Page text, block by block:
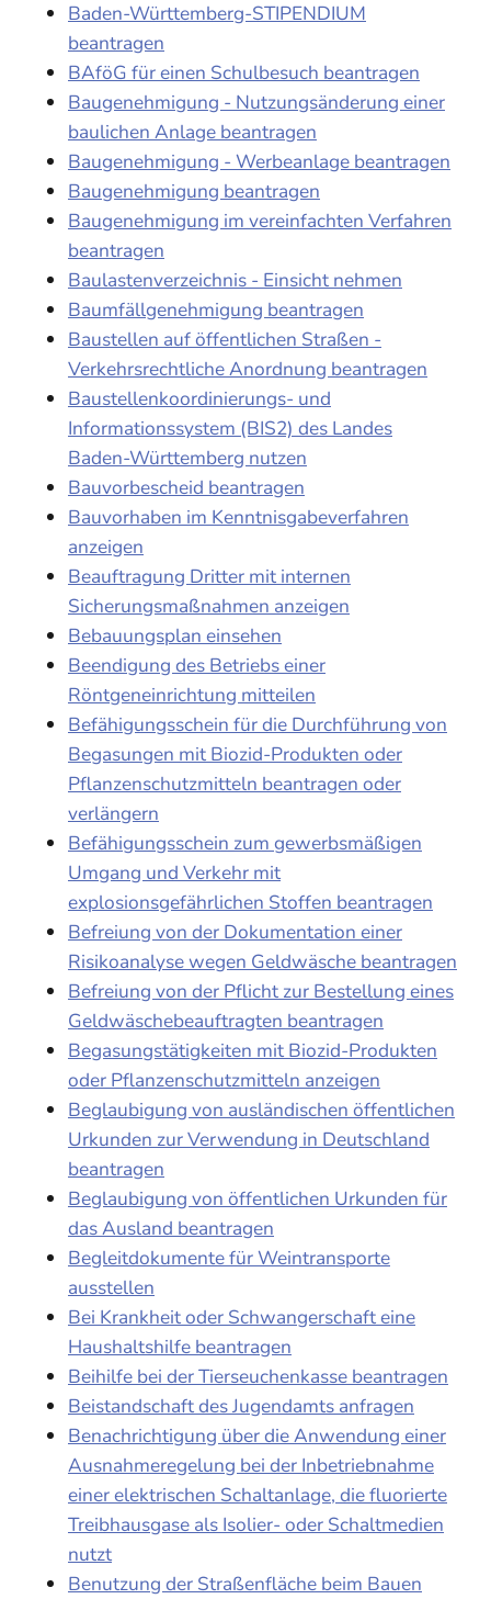
Baden-Württemberg-STIPENDIUM
beantragen
BAföG für einen Schulbesuch beantragen
Baugenehmigung - Nutzungsänderung einer
baulichen Anlage beantragen
Baugenehmigung - Werbeanlage beantragen
Baugenehmigung beantragen
Baugenehmigung im vereinfachten Verfahren
beantragen
Baulastenverzeichnis - Einsicht nehmen
Baumfällgenehmigung beantragen
Baustellen auf öffentlichen Straßen -
Verkehrsrechtliche Anordnung beantragen
Baustellenkoordinierungs- und
Informationssystem (BIS2) des Landes
Baden-Württemberg nutzen
Bauvorbescheid beantragen
Bauvorhaben im Kenntnisgabeverfahren
anzeigen
Beauftragung Dritter mit internen
Sicherungsmaßnahmen anzeigen
Bebauungsplan einsehen
Beendigung des Betriebs einer
Röntgeneinrichtung mitteilen
Befähigungsschein für die Durchführung von
Begasungen mit Biozid-Produkten oder
Pflanzenschutzmitteln beantragen oder
verlängern
Befähigungsschein zum gewerbsmäßigen
Umgang und Verkehr mit
explosionsgefährlichen Stoffen beantragen
Befreiung von der Dokumentation einer
Risikoanalyse wegen Geldwäsche beantragen
Befreiung von der Pflicht zur Bestellung eines
Geldwäschebeauftragten beantragen
Begasungstätigkeiten mit Biozid-Produkten
oder Pflanzenschutzmitteln anzeigen
Beglaubigung von ausländischen öffentlichen
Urkunden zur Verwendung in Deutschland
beantragen
Beglaubigung von öffentlichen Urkunden für
das Ausland beantragen
Begleitdokumente für Weintransporte
ausstellen
Bei Krankheit oder Schwangerschaft eine
Haushaltshilfe beantragen
Beihilfe bei der Tierseuchenkasse beantragen
Beistandschaft des Jugendamts anfragen
Benachrichtigung über die Anwendung einer
Ausnahmeregelung bei der Inbetriebnahme
einer elektrischen Schaltanlage, die fluorierte
Treibhausgase als Isolier- oder Schaltmedien
nutzt
Benutzung der Straßenfläche beim Bauen